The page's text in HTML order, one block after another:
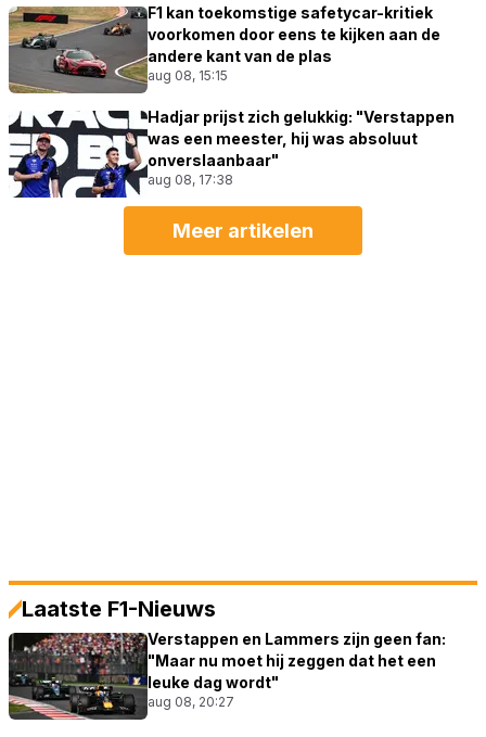
F1 kan toekomstige safetycar-kritiek
voorkomen door eens te kijken aan de
andere kant van de plas
aug 08, 15:15
Hadjar prijst zich gelukkig: "Verstappen
was een meester, hij was absoluut
onverslaanbaar"
aug 08, 17:38
Meer artikelen
Laatste F1-Nieuws
Verstappen en Lammers zijn geen fan:
"Maar nu moet hij zeggen dat het een
leuke dag wordt"
aug 08, 20:27